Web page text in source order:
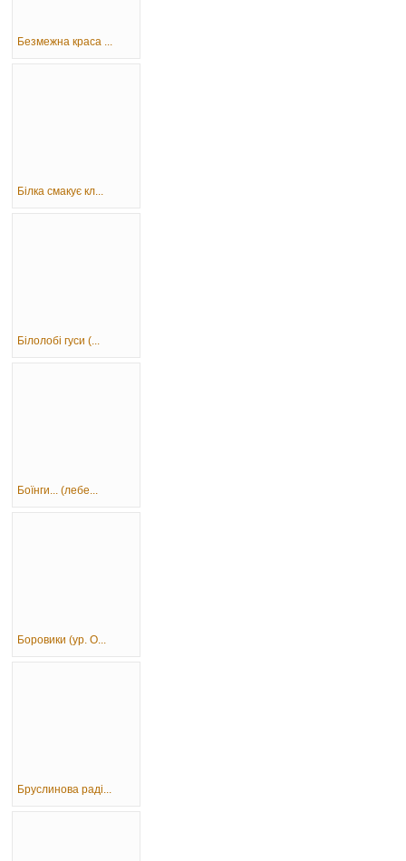
Безмежна краса ...
Білка смакує кл...
Білолобі гуси (...
Боїнги... (лебе...
Боровики (ур. О...
Бруслинова раді...